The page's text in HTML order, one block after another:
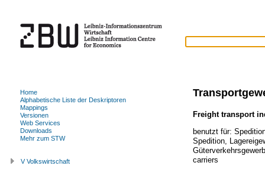
Freight transport
benutzt für:
Spedition,
carriers
Home
Alphabetische Liste der Deskriptoren
Mappings
Versionen
Web Services
Downloads
Mehr zum STW
V Volkswirtschaft